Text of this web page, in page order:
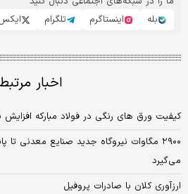
بله
اینستاگرم تلگرام
اخبار
کیفیت ورق های رنگی در فولاد مبارکه افزایش
۲۹۰۰ مگاوات نیروگاه‌‌‌ جدید صنایع معدنی تا
می‌گیرد
ارزآوری کلان با صادرات پروفیل